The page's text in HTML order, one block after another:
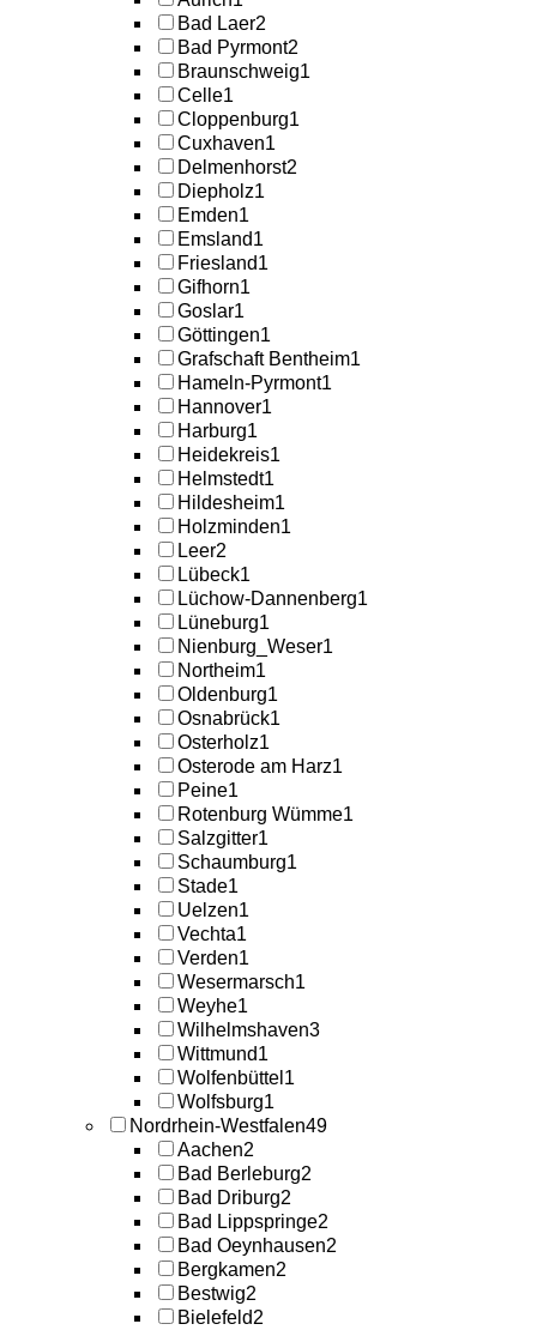
Bad Laer2
Bad Pyrmont2
Braunschweig1
Celle1
Cloppenburg1
Cuxhaven1
Delmenhorst2
Diepholz1
Emden1
Emsland1
Friesland1
Gifhorn1
Goslar1
Göttingen1
Grafschaft Bentheim1
Hameln-Pyrmont1
Hannover1
Harburg1
Heidekreis1
Helmstedt1
Hildesheim1
Holzminden1
Leer2
Lübeck1
Lüchow-Dannenberg1
Lüneburg1
Nienburg_Weser1
Northeim1
Oldenburg1
Osnabrück1
Osterholz1
Osterode am Harz1
Peine1
Rotenburg Wümme1
Salzgitter1
Schaumburg1
Stade1
Uelzen1
Vechta1
Verden1
Wesermarsch1
Weyhe1
Wilhelmshaven3
Wittmund1
Wolfenbüttel 1
Wolfsburg1
Nordrhein-Westfalen49
Aachen2
Bad Berleburg2
Bad Driburg2
Bad Lippspringe2
Bad Oeynhausen2
Bergkamen2
Bestwig2
Bielefeld2